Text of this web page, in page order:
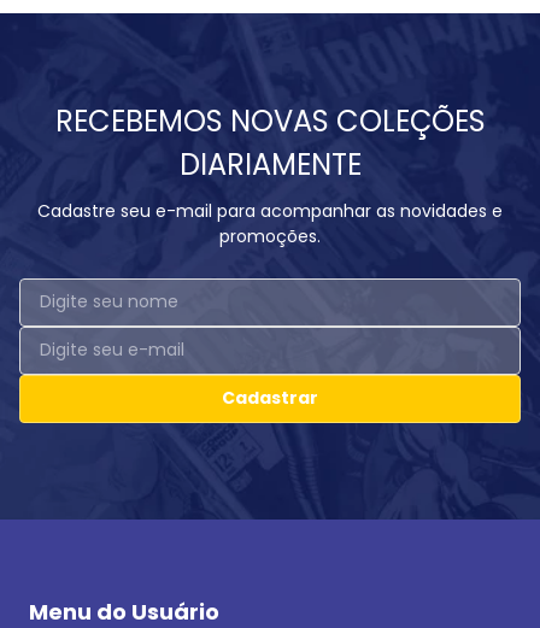
RECEBEMOS NOVAS COLEÇÕES
DIARIAMENTE
Cadastre seu e-mail para acompanhar as novidades e
promoções.
Cadastrar
Menu do Usuário